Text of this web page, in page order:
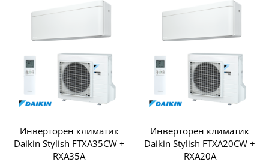
Инверторен климатик
Daikin Stylish FTXA35CW +
RXA35A
Инверторен климатик
Daikin Stylish FTXA20CW +
RXA20A